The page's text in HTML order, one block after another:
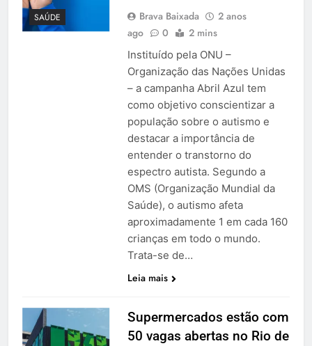
SAÚDE Brava Baixada
2 anos
ago
0 2 mins
Instituído pela ONU –
Organização das Nações Unidas
– a campanha Abril Azul tem
como objetivo conscientizar a
população sobre o autismo e
destacar a importância de
entender o transtorno do
espectro autista. Segundo a
OMS (Organização Mundial da
Saúde), o autismo afeta
aproximadamente 1 em cada 160
crianças em todo o mundo.
Trata-se de…
Leia mais
Supermercados estão com
50 vagas abertas no Rio de